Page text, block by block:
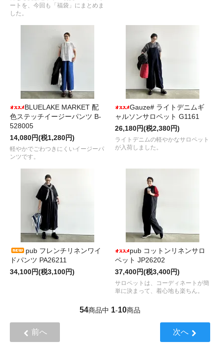
ートを、今回も「福袋」にまとめま
した。
BLUELAKE MARKET 配
色ステッチイージーパンツ B-
528005
14,080円(税1,280円)
軽やかでごわつきにくいイージーパ
ンツです。
Gauze# ライトデニムギ
ャルソンサロペット G1161
26,180円(税2,380円)
ライトデニムの軽やかなサロペット
が入荷しました。
pub フレンチリネンワイ
ドパンツ PA26211
34,100円(税3,100円)
pub コットンリネンサロ
ペット JP26202
37,400円(税3,400円)
サロペットは、コーディネートが簡
単に決まって、着心地も楽ちん。
54商品中 1-10商品
前へ 次へ